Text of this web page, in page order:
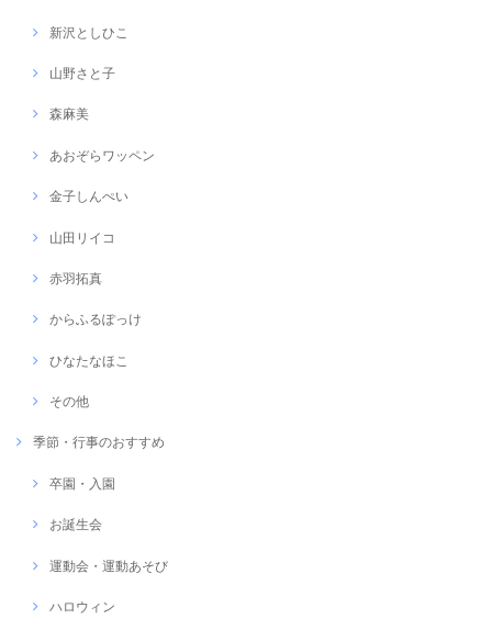
新沢としひこ
山野さと子
森麻美
あおぞらワッペン
金子しんぺい
山田リイコ
赤羽拓真
からふるぽっけ
ひなたなほこ
その他
季節・行事のおすすめ
卒園・入園
お誕生会
運動会・運動あそび
ハロウィン